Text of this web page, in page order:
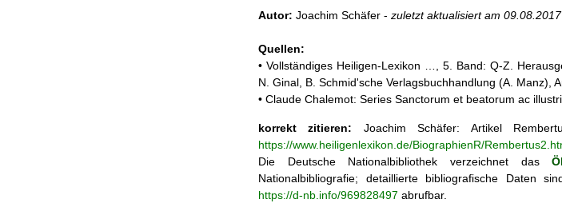
Autor: Joachim Schäfer - zuletzt aktualisiert am 09.08.2017
Quellen:
• Vollständiges Heiligen-Lexikon …, 5. Band: Q-Z.
N. Ginal, B. Schmid'sche Verlagsbuchhandlung (A. Manz),
• Claude Chalemot: Series Sanctorum et beatorum ac
korrekt zitieren: Joachim Schäfer: Artikel
https://www.heiligenlexikon.de/BiographienR/
Die Deutsche Nationalbibliothek verzeichnet das
Nationalbibliografie; detaillierte bibliografische Daten
https://d-nb.info/969828497 abrufbar.